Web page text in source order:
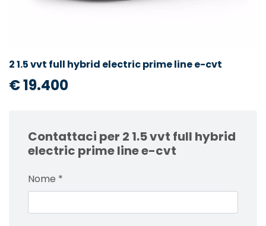
2 1.5 vvt full hybrid electric prime line e-cvt
€ 19.400
Contattaci per 2 1.5 vvt full hybrid
electric prime line e-cvt
Nome *